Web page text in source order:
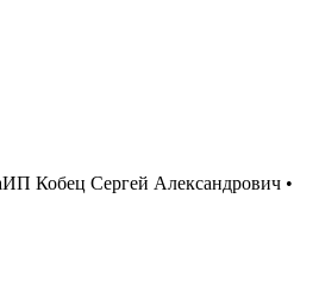
ИП Кобец Сергей Александрович •